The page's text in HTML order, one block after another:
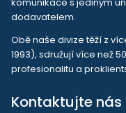
komunikace s jediným
dodavatelem.
Obě naše divize těží z
1993), sdružují více než
profesionalitu a
Kontaktujte nás